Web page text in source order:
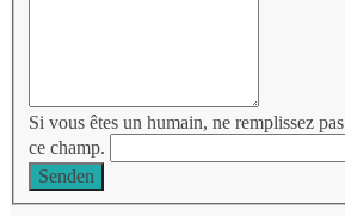
Si vous êtes un humain, ne remplissez pas
ce champ.
Senden